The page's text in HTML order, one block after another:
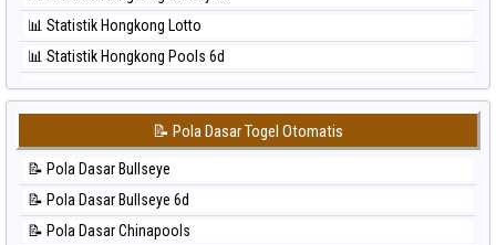
⚽ Bola Hitam Singapore
⚽ Bola Hitam Sydney
⚽ Bola Hitam Sydney Lottery
⚽ Bola Hitam Sydney Lottery 6d
⚽ Bola Hitam Sydney Lotto
⚽ Bola Hitam Sydney Pools 6d
⚽ Bola Hitam Taipei
⚽ Bola Hitam Taiwan
📊 Statistik Hongkong Lotto
📊 Statistik Hongkong Pools 6d
📊 Statistik Japan
📊 Statistik Japan 6d
📊 Statistik Korea
📊 Statistik Kuda Lari
📊 Statistik Magnum Cambodia
📊 Statistik Nagoya
📝 Pola Dasar Togel Otomatis
📝 Pola Dasar Bullseye
📝 Pola Dasar Bullseye 6d
📝 Pola Dasar Chinapools